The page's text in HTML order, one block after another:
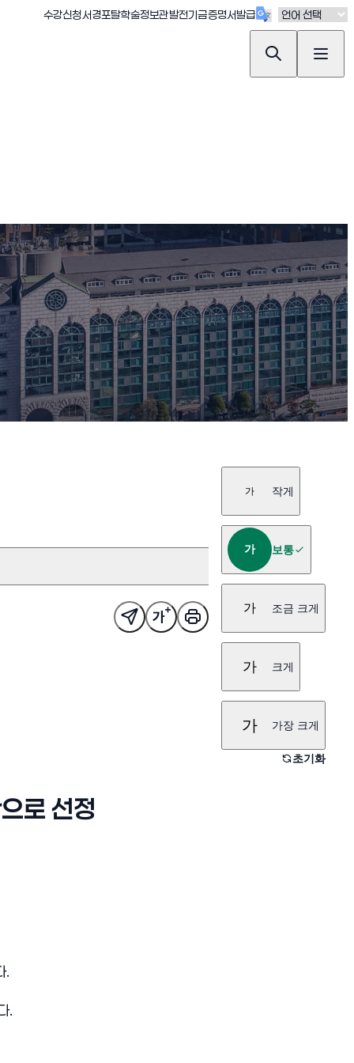
수강신청(새창 열림)
서경포탈(새창 열림)
학술정보관(새창 열림)
발전기금(새창 열림)
증명서발급(새창 열림)
가 작게
가 보통
가 조금 크게
가 크게
가 가장 크게
초기화
로 선정
.
.